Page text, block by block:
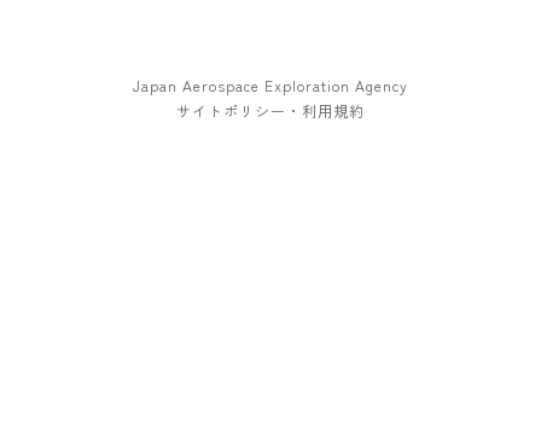
Japan Aerospace Exploration Agency
サイトポリシー・利用規約